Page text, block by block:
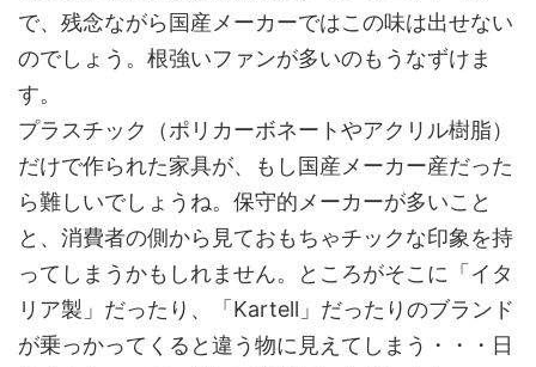
で、残念ながら国産メーカーではこの味は出せない
のでしょう。根強いファンが多いのもうなずけま
す。
プラスチック（ポリカーボネートやアクリル樹脂）
だけで作られた家具が、もし国産メーカー産だった
ら難しいでしょうね。保守的メーカーが多いこと
と、消費者の側から見ておもちゃチックな印象を持
ってしまうかもしれません。ところがそこに「イタ
リア製」だったり、「Kartell」だったりのブランド
が乗っかってくると違う物に見えてしまう・・・日